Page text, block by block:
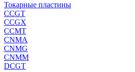
Токарные пластины
CCGT
CCGX
CCMT
CNMA
CNMG
CNMM
DCGT